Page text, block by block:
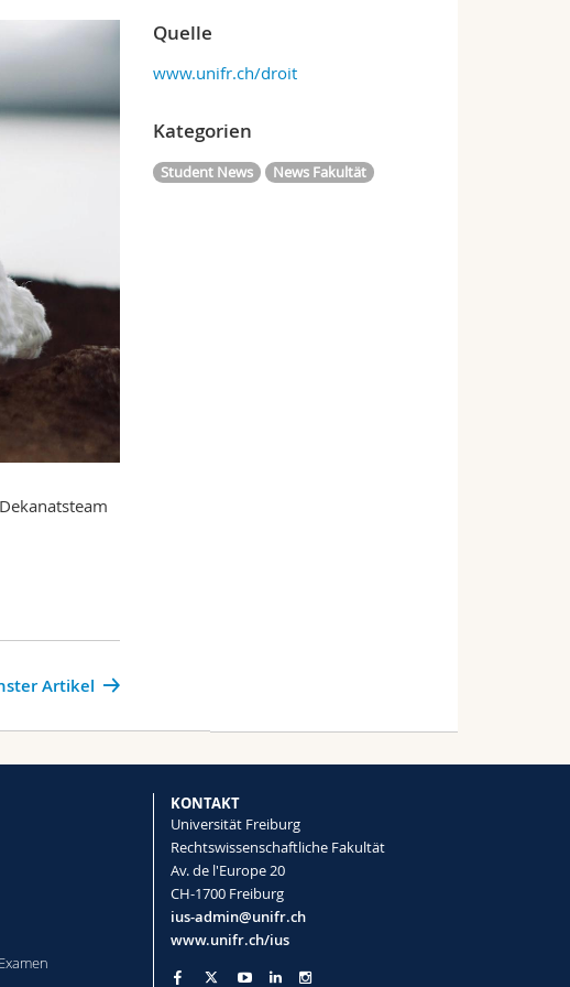
Artikel
Quelle
www.unifr.ch/droit
Kategorien
Student News News Fakultät
KONTAKT
Universität Freiburg
Rechtswissenschaftliche Fakultät
Av. de l'Europe 20
CH-1700 Freiburg
ius-admin@unifr.ch
www.unifr.ch/ius